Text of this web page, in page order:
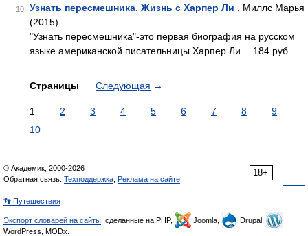
10 Узнать пересмешника. Жизнь с Харпер Ли , Миллс Марья
(2015)
"Узнать пересмешника"-это первая биография на русском
языке американской писательницы Харпер Ли… 184 руб
Страницы Следующая →
1 2 3 4 5 6 7 8
9
10
18+
© Академик, 2000-2026
Обратная связь: Техподдержка Реклама на сайте
👣 Путешествия
Экспорт словарей на сайты , сделанные на PHP, Joomla,
Drupal,
WordPress, MODx.